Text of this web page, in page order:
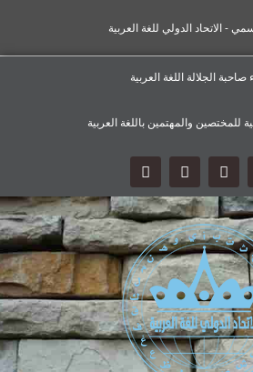
- الاتحاد الدولي للغة العربية
الجلالة اللغة العربية
للمختصين والمهتمين باللغة العربية